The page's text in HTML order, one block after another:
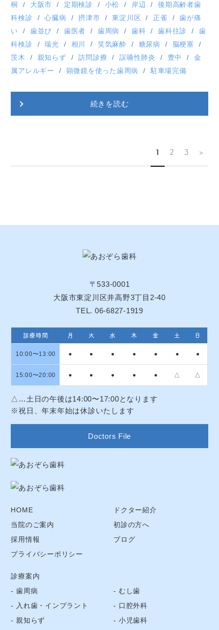
桐
大阪市 定期検診 小松 岸辺
後期高齢者歯
科検診
心臓病 摂津市 東淀川区 正雀
歯が痛
い
歯並び 歯医者 歯周病 歯科 歯科往診
歯
科検診
瑞光 相川 笑気麻酔 糖尿病
脳梗塞
茨木
親知らず 訪問診療 誤嚥性肺炎 豊中
金
属アレルギー
顕微鏡を使った歯周病 駐車場完備
続きを読む
1 2 3 >
〒533-0001
大阪市東淀川区井高野3丁目2-40
TEL. 06-6827-1919
診療時間 月 火 水 木 金 土 日
10:00〜13:00 ● ● ● ● ● ● ●
15:00〜20:00 ● ● ● ● ● △ △
△…土日の午後は14:00〜17:00となります
※祝日、年末年始は休診いたします
Doctors File
HOME
ドクター紹介
当院のご案内
初診の方へ
採用情報
ブログ
プライバシーポリシー
診療案内
歯周病
むし歯
入れ歯・インプラント
口腔外科
親知らず
小児歯科